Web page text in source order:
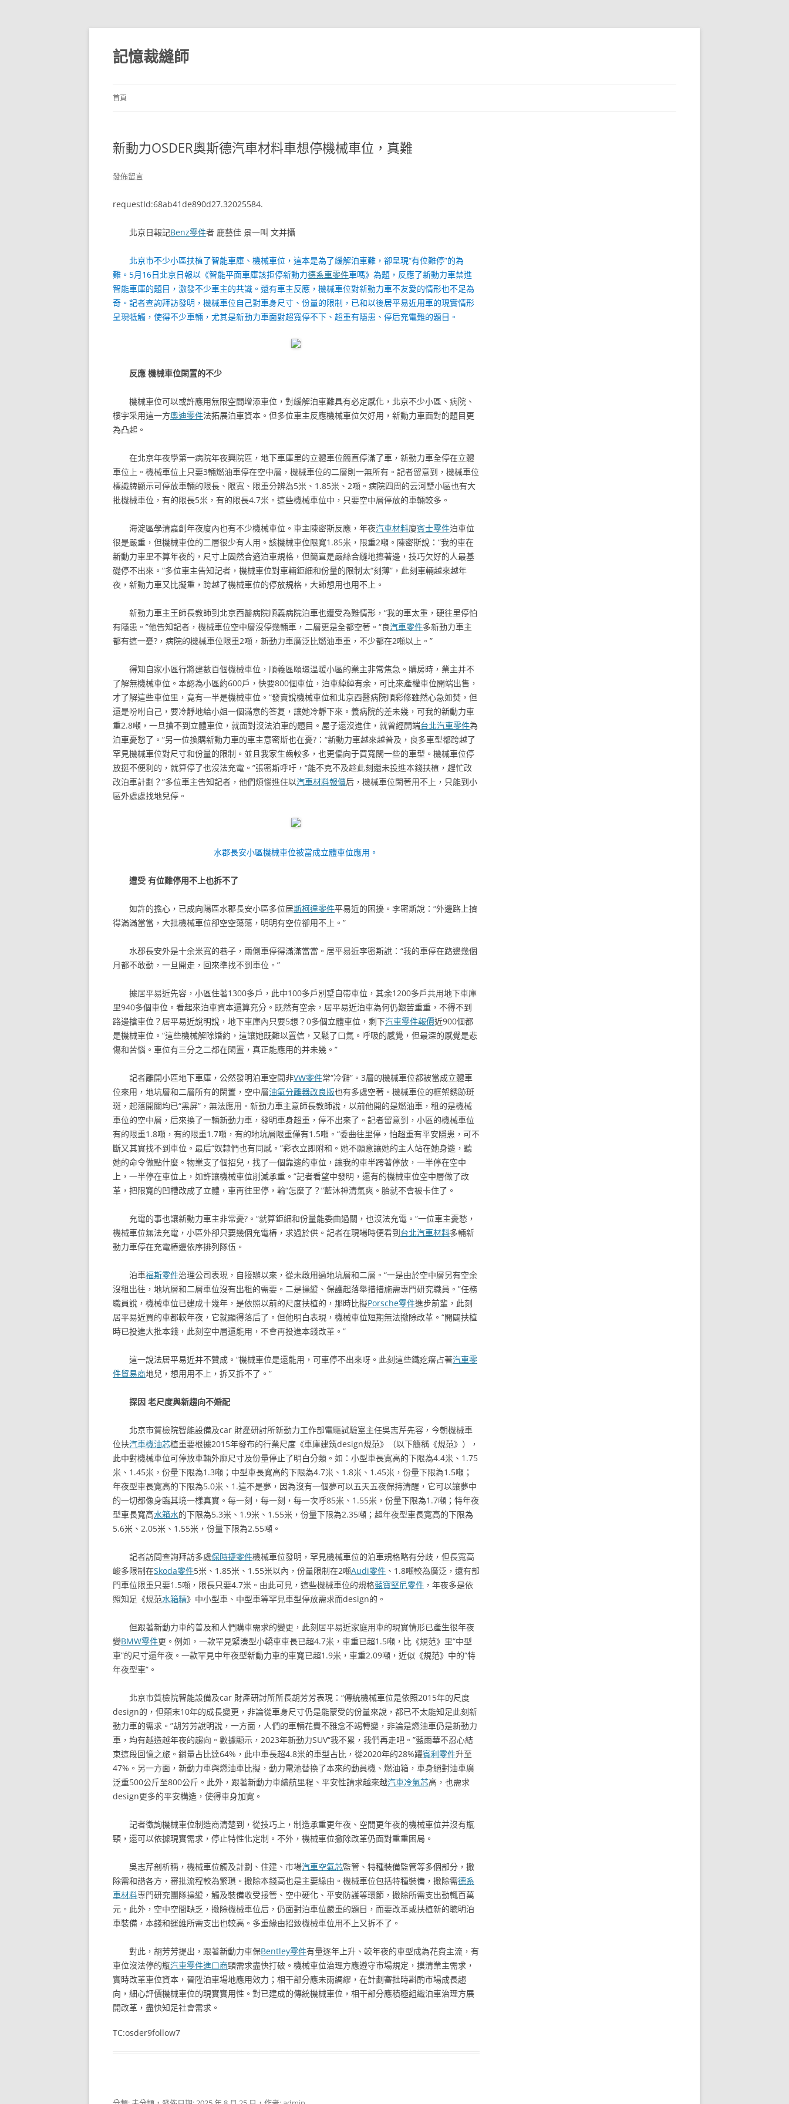
跳
主
要
內
記憶裁縫師
首頁
新動力OSDER奧斯德汽車材料車想停機械車位，真難
發佈留言
requestId:68ab41de890d27.32025584.
北京日報記Benz零件者 鹿藝佳 景一叫 文并攝
北京市不少小區扶植了智能車庫、機械車位，這本是為了緩解泊車難，卻呈現“有位難停”的為
難。5月16日北京日報以《智能平面車庫該拒停新動力德系車零件車嗎》為題，反應了新動力車禁進
智能車庫的題目，激發不少車主的共識。還有車主反應，機械車位對新動力車不友愛的情形也不足為
奇。記者查詢拜訪發明，機械車位自己對車身尺寸、份量的限制，已和以後居平易近用車的現實情形
呈現牴觸，使得不少車輛，尤其是新動力車面對超寬停不下、超重有隱患、停后充電難的題目。
反應 機械車位閑置的不少
機械車位可以或許應用無限空間增添車位，對緩解泊車難具有必定感化，北京不少小區、病院、
樓宇采用這一方奧迪零件法拓展泊車資本。但多位車主反應機械車位欠好用，新動力車面對的題目更
為凸起。
在北京年夜學第一病院年夜興院區，地下車庫里的立體車位簡直停滿了車，新動力車全停在立體
車位上。機械車位上只要3輛燃油車停在空中層，機械車位的二層則一無所有。記者留意到，機械車位
標識牌顯示可停放車輛的限長、限寬、限重分辨為5米、1.85米、2噸。病院四周的云河墅小區也有大
批機械車位，有的限長5米，有的限長4.7米。這些機械車位中，只要空中層停放的車輛較多。
海淀區學清嘉創年夜廈內也有不少機械車位。車主陳密斯反應，年夜汽車材料廈賓士零件泊車位
很是嚴重，但機械車位的二層很少有人用。該機械車位限寬1.85米，限重2噸。陳密斯說：“我的車在
新動力車里不算年夜的，尺寸上固然合適泊車規格，但簡直是嚴絲合縫地擦著邊，技巧欠好的人最基
礎停不出來。”多位車主告知記者，機械車位對車輛鉅細和份量的限制太“刻薄”，此刻車輛越來越年
夜，新動力車又比擬重，跨越了機械車位的停放規格，大師想用也用不上。
新動力車主王師長教師到北京西醫病院順義病院泊車也遭受為難情形，“我的車太重，硬往里停怕
有隱患。”他告知記者，機械車位空中層沒停幾輛車，二層更是全都空著。“良汽車零件多新動力車主
都有這一憂?，病院的機械車位限重2噸，新動力車廣泛比燃油車重，不少都在2噸以上。”
得知自家小區行將建數百個機械車位，順義區頤璟溫暖小區的業主非常焦急。購房時，業主并不
了解無機械車位。本認為小區約600戶，快要800個車位，泊車綽綽有余，可比來產權車位開端出售，
才了解這些車位里，竟有一半是機械車位。“發賣說機械車位和北京西醫病院順彩修雖然心急如焚，但
還是吩咐自己，要冷靜地給小姐一個滿意的答复，讓她冷靜下來。義病院的差未幾，可我的新動力車
重2.8噸，一旦搶不到立體車位，就面對沒法泊車的題目。屋子還沒進住，就曾經開端台北汽車零件為
泊車憂愁了。”另一位換購新動力車的車主意密斯也在憂?：“新動力車越來越普及，良多車型都跨越了
罕見機械車位對尺寸和份量的限制。並且我家生齒較多，也更偏向于買寬闊一些的車型。機械車位停
放挺不便利的，就算停了也沒法充電。”張密斯呼吁，“能不克不及趁此刻還未投進本錢扶植，趕忙改
改泊車計劃？”多位車主告知記者，他們煩惱進住以汽車材料報價后，機械車位閑著用不上，只能到小
區外處處找地兒停。
水郡長安小區機械車位被當成立體車位應用。
遭受 有位難停用不上也拆不了
如許的擔心，已成向陽區水郡長安小區多位居斯柯達零件平易近的困擾。李密斯說：“外邊路上擠
得滿滿當當，大批機械車位卻空空蕩蕩，明明有空位卻用不上。”
水郡長安外是十余米寬的巷子，兩側車停得滿滿當當。居平易近李密斯說：“我的車停在路邊幾個
月都不敢動，一旦開走，回來準找不到車位。”
據居平易近先容，小區住著1300多戶，此中100多戶別墅自帶車位，其余1200多戶共用地下車庫
里940多個車位。看起來泊車資本還算充分。既然有空余，居平易近泊車為何仍艱苦重重，不得不到
路邊搶車位？居平易近說明說，地下車庫內只要5想？0多個立體車位，剩下汽車零件報價近900個都
是機械車位。“這些機械解除婚約，這讓她既難以置信，又鬆了口氣。呼吸的感覺，但最深的感覺是悲
傷和苦惱。車位有三分之二都在閑置，真正能應用的并未幾。”
記者離開小區地下車庫，公然發明泊車空間非VW零件常“冷僻”。3層的機械車位都被當成立體車
位來用，地坑層和二層所有的閑置，空中層油氣分離器改良版也有多處空著。機械車位的框架銹跡斑
斑，起落開關均已“黑屏”，無法應用。新動力車主意師長教師說，以前他開的是燃油車，租的是機械
車位的空中層，后來換了一輛新動力車，發明車身超重，停不出來了。記者留意到，小區的機械車位
有的限重1.8噸，有的限重1.7噸，有的地坑層限重僅有1.5噸。“委曲往里停，怕超重有平安隱患，可不
斷又其實找不到車位。最后“奴隸們也有同感。”彩衣立即附和。她不願意讓她的主人站在她身邊，聽
她的命令做點什麼。物業支了個招兒，找了一個靠邊的車位，讓我的車半跨著停放，一半停在空中
上，一半停在車位上，如許讓機械車位削減承重。”記者看望中發明，還有的機械車位空中層做了改
革，把限寬的凹槽改成了立體，車再往里停，輪“怎麼了？”藍沐神清氣爽。胎就不會被卡住了。
充電的事也讓新動力車主非常憂?。“就算鉅細和份量能委曲過關，也沒法充電。”一位車主憂愁，
機械車位無法充電，小區外卻只要幾個充電樁，求過於供。記者在現場時便看到台北汽車材料多輛新
動力車停在充電樁邊依序排列隊伍。
泊車福斯零件治理公司表現，自接辦以來，從未啟用過地坑層和二層。“一是由於空中層另有空余
沒租出往，地坑層和二層車位沒有出租的需要。二是操縱、保護起落舉措措施需專門研究職員。”任務
職員說，機械車位已建成十幾年，是依照以前的尺度扶植的，那時比擬Porsche零件進步前輩，此刻
居平易近買的車都較年夜，它就顯得落后了。但他明白表現，機械車位短期無法撤除改革。“開闢扶植
時已投進大批本錢，此刻空中層還能用，不會再投進本錢改革。”
這一說法居平易近并不贊成。“機械車位是還能用，可車停不出來呀。此刻這些鐵疙瘩占著汽車零
件貿易商地兒，想用用不上，拆又拆不了。”
探因 老尺度與新趨向不婚配
北京市質檢院智能設備及car 財產研討所新動力工作部電驅試驗室主任吳志芹先容，今朝機械車
位扶汽車機油芯植重要根據2015年發布的行業尺度《車庫建筑design規范》（以下簡稱《規范》），
此中對機械車位可停放車輛外廓尺寸及份量停止了明白分類。如：小型車長寬高的下限為4.4米、1.75
米、1.45米，份量下限為1.3噸；中型車長寬高的下限為4.7米、1.8米、1.45米，份量下限為1.5噸；
年夜型車長寬高的下限為5.0米、1.這不是夢，因為沒有一個夢可以五天五夜保持清醒，它可以讓夢中
的一切都像身臨其境一樣真實。每一刻，每一刻，每一次呼85米、1.55米，份量下限為1.7噸；特年夜
型車長寬高水箱水的下限為5.3米、1.9米、1.55米，份量下限為2.35噸；超年夜型車長寬高的下限為
5.6米、2.05米、1.55米，份量下限為2.55噸。
記者訪問查詢拜訪多處保時捷零件機械車位發明，罕見機械車位的泊車規格略有分歧，但長寬高
峻多限制在Skoda零件5米、1.85米、1.55米以內，份量限制在2噸Audi零件 、1.8噸較為廣泛，還有部
門車位限重只要1.5噸，限長只要4.7米。由此可見，這些機械車位的規格藍寶堅尼零件 ，年夜多是依
照知足《規范水箱精》中小型車、中型車等罕見車型停放需求而design的。
但跟著新動力車的普及和人們購車需求的變更，此刻居平易近家庭用車的現實情形已產生很年夜
變BMW零件更。例如，一款罕見緊湊型小轎車車長已超4.7米，車重已超1.5噸，比《規范》里“中型
車”的尺寸還年夜。一款罕見中年夜型新動力車的車寬已超1.9米，車重2.09噸，近似《規范》中的“特
年夜型車”。
北京市質檢院智能設備及car 財產研討所所長胡芳芳表現：“傳統機械車位是依照2015年的尺度
design的，但顛末10年的成長變更，非論從車身尺寸仍是能蒙受的份量來說，都已不太能知足此刻新
動力車的需求。”胡芳芳說明說，一方面，人們的車輛花費不雅念不竭轉變，非論是燃油車仍是新動力
車，均有越造越年夜的趨向。數據顯示，2023年新動力SUV“我不累，我們再走吧。”藍雨華不忍心結
束這段回憶之旅。銷量占比達64%，此中車長超4.8米的車型占比，從2020年的28%躍賓利零件升至
47%。另一方面，新動力車與燃油車比擬，動力電池替換了本來的動員機、燃油箱，車身絕對油車廣
泛重500公斤至800公斤。此外，跟著新動力車續航里程、平安性請求越來越汽車冷氣芯高，也需求
design更多的平安構造，使得車身加寬。
記者徵詢機械車位制造商清楚到，從技巧上，制造承重更年夜、空間更年夜的機械車位并沒有瓶
頸，還可以依據現實需求，停止特性化定制。不外，機械車位撤除改革仍面對重重困局。
吳志芹剖析稱，機械車位觸及計劃、住建、市場汽車空氣芯監管、特種裝備監管等多個部分，撤
除需和諧各方，審批流程較為繁瑣。撤除本錢高也是主要緣由。機械車位包括特種裝備，撤除需德系
車材料專門研究團隊操縱，觸及裝備收受接管、空中硬化、平安防護等環節，撤除所需支出動輒百萬
元。此外，空中空間缺乏，撤除機械車位后，仍面對泊車位嚴重的題目，而要改革或扶植新的聰明泊
車裝備，本錢和運維所需支出也較高。多重緣由招致機械車位用不上又拆不了。
對此，胡芳芳提出，跟著新動力車保Bentley零件有量逐年上升、較年夜的車型成為花費主流，有
車位沒法停的瓶汽車零件進口商頸需求盡快打破。機械車位治理方應遵守市場規定，摸清業主需求，
實時改革車位資本，晉陞泊車場地應用效力；相干部分應未雨綢繆，在計劃審批時斟酌市場成長趨
向，細心評價機械車位的現實實用性。對已建成的傳統機械車位，相干部分應積極組織泊車治理方展
開改革，盡快知足社會需求。
TC:osder9follow7